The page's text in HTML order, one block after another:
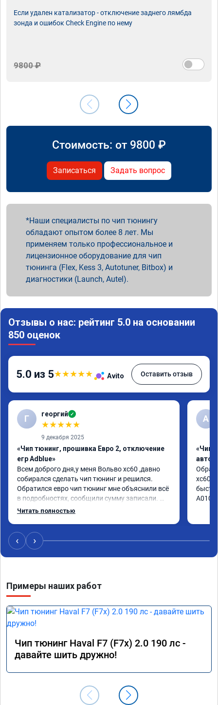
Если удален катализатор - отключение заднего лямбда
зонда и ошибок Check Engine по нему
9800 ₽
Стоимость: от 9800 ₽
Записаться Задать вопрос
Наши специалисты по чип тюнингу
обладают опытом более 8 лет. Мы
применяем только профессиональное и
лицензионное оборудование для чип
тюнинга (Flex, Kess 3, Autotuner, Bitbox) и
диагностики (Launch, Autel).
Отзывы о нас: рейтинг 5.0 на основании
850 оценок
5.0 из 5★★★★★ Avito Оставить отзыв
Г георгий ✓
★★★★★
9 декабря 2025
«Чип тюнинг, прошивка Евро 2, отключение
егр Adblue»
Всем доброго дня,у меня Вольво xc60 ,давно
собирался сделать чип тюнинг и решился.
Обратился евро чип тюнинг мне объяснили всё
в подробностях, сообщили сумму записали.
Приехал в назначенное время 2.5 часа и
своё дело рекомендую 👍
Читать полностью
А
«Чип
xc60
‹ ›
Примеры наших работ
Чип тюнинг Haval F7 (F7x) 2.0 190 лс -
давайте шить дружно!